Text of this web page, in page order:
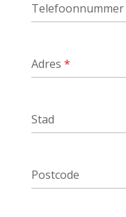
Telefoonnummer
Adres *
Stad
Postcode